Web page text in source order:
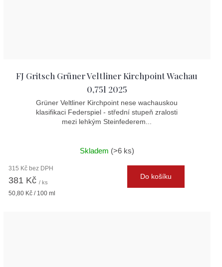
FJ Gritsch Grüner Veltliner Kirchpoint Wachau
0,75l 2025
Grüner Veltliner Kirchpoint nese wachauskou
klasifikaci Federspiel - střední stupeň zralosti
mezi lehkým Steinfederem...
Skladem (>6 ks)
315 Kč bez DPH
381 Kč / ks
Měrná
50,80 Kč / 100 ml
Do košíku